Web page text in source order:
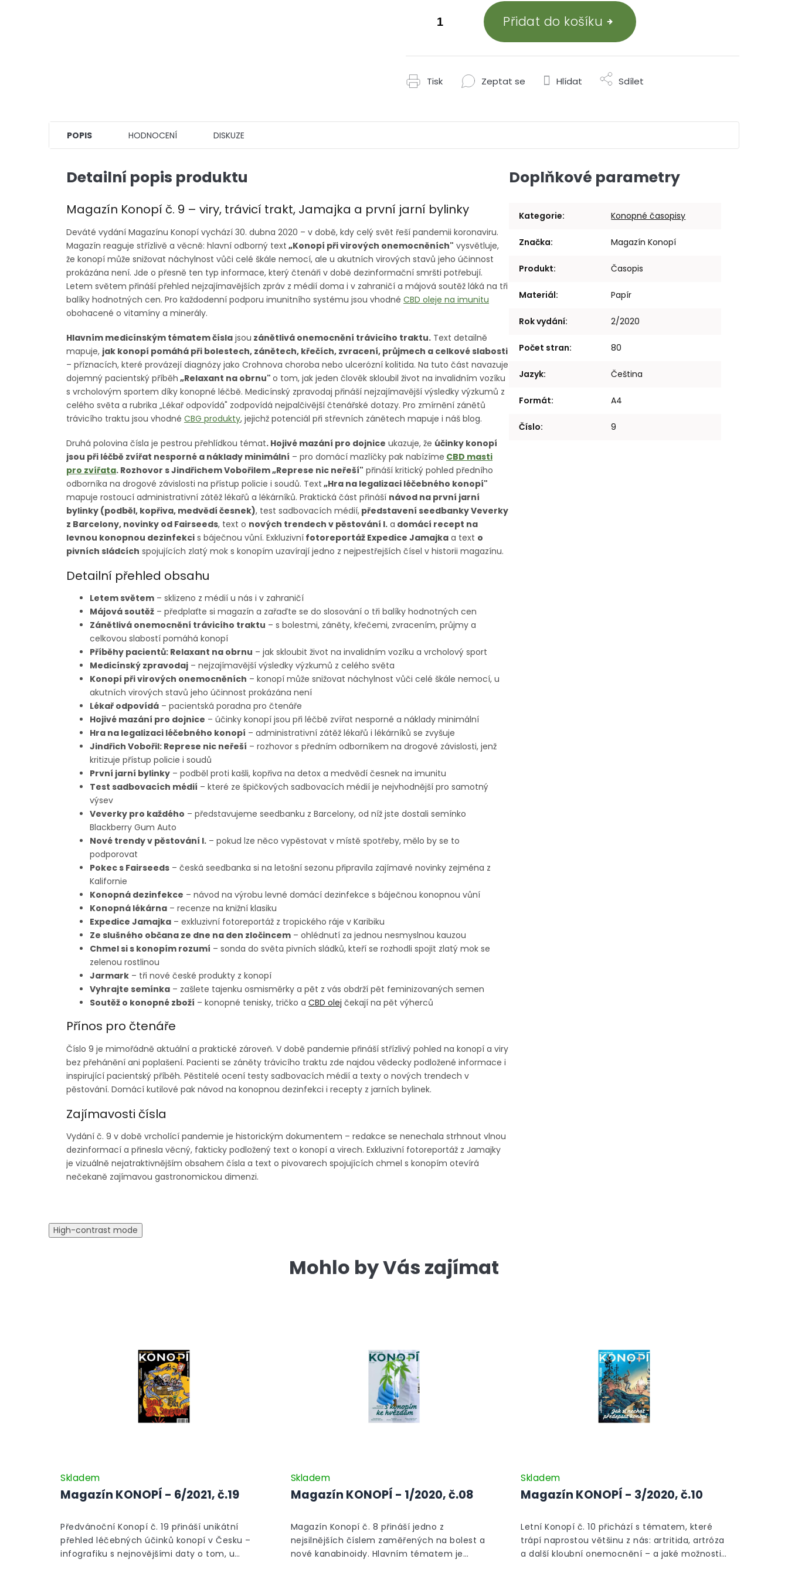
Přidat do košíku
Tisk Zeptat se Hlídat Sdílet
POPIS HODNOCENÍ DISKUZE
Detailní popis produktu
Magazín Konopí č. 9 – viry, trávicí trakt, Jamajka a první jarní bylinky
Deváté vydání Magazínu Konopí vychází 30. dubna 2020 – v době, kdy celý svět řeší pandemii koronaviru.
Magazín reaguje střízlivě a věcně: hlavní odborný text „Konopí při virových onemocněních" vysvětluje,
že konopí může snižovat náchylnost vůči celé škále nemocí, ale u akutních virových stavů jeho účinnost
prokázána není. Jde o přesně ten typ informace, který čtenáři v době dezinformační smršti potřebují.
Letem světem přináší přehled nejzajímavějších zpráv z médií doma i v zahraničí a májová soutěž láká na tři
balíky hodnotných cen. Pro každodenní podporu imunitního systému jsou vhodné CBD oleje na imunitu
obohacené o vitamíny a minerály.
Hlavním medicínským tématem čísla jsou zánětlivá onemocnění trávicího traktu. Text detailně
mapuje, jak konopí pomáhá při bolestech, zánětech, křečích, zvracení, průjmech a celkové slabosti
– příznacích, které provázejí diagnózy jako Crohnova choroba nebo ulcerózní kolitida. Na tuto část navazuje
dojemný pacientský příběh „Relaxant na obrnu" o tom, jak jeden člověk skloubil život na invalidním vozíku
s vrcholovým sportem díky konopné léčbě. Medicínský zpravodaj přináší nejzajímavější výsledky výzkumů z
celého světa a rubrika „Lékař odpovídá" zodpovídá nejpalčivější čtenářské dotazy. Pro zmírnění zánětů
trávicího traktu jsou vhodné CBG produkty, jejichž potenciál při střevních zánětech mapuje i náš blog.
Druhá polovina čísla je pestrou přehlídkou témat. Hojivé mazání pro dojnice ukazuje, že účinky konopí
jsou při léčbě zvířat nesporné a náklady minimální – pro domácí mazlíčky pak nabízíme CBD masti
pro zvířata. Rozhovor s Jindřichem Vobořilem „Represe nic neřeší" přináší kritický pohled předního
odborníka na drogové závislosti na přístup policie i soudů. Text „Hra na legalizaci léčebného konopí"
mapuje rostoucí administrativní zátěž lékařů a lékárníků. Praktická část přináší návod na první jarní
bylinky (podběl, kopřiva, medvědí česnek), test sadbovacích médií, představení seedbanky Veverky
z Barcelony, novinky od Fairseeds, text o nových trendech v pěstování I. a domácí recept na
levnou konopnou dezinfekci s báječnou vůní. Exkluzivní fotoreportáž Expedice Jamajka a text o
pivních sládcích spojujících zlatý mok s konopím uzavírají jedno z nejpestřejších čísel v historii magazínu.
Detailní přehled obsahu
Letem světem – sklizeno z médií u nás i v zahraničí
Májová soutěž – předplaťte si magazín a zařaďte se do slosování o tři balíky hodnotných cen
Zánětlivá onemocnění trávicího traktu – s bolestmi, záněty, křečemi, zvracením, průjmy a
celkovou slabostí pomáhá konopí
Příběhy pacientů: Relaxant na obrnu – jak skloubit život na invalidním vozíku a vrcholový sport
Medicínský zpravodaj – nejzajímavější výsledky výzkumů z celého světa
Konopí při virových onemocněních – konopí může snižovat náchylnost vůči celé škále nemocí, u
akutních virových stavů jeho účinnost prokázána není
Lékař odpovídá – pacientská poradna pro čtenáře
Hojivé mazání pro dojnice – účinky konopí jsou při léčbě zvířat nesporné a náklady minimální
Hra na legalizaci léčebného konopí – administrativní zátěž lékařů i lékárníků se zvyšuje
Jindřich Vobořil: Represe nic neřeší – rozhovor s předním odborníkem na drogové závislosti, jenž
kritizuje přístup policie i soudů
První jarní bylinky – podběl proti kašli, kopřiva na detox a medvědí česnek na imunitu
Test sadbovacích médií – které ze špičkových sadbovacích médií je nejvhodnější pro samotný
výsev
Veverky pro každého – představujeme seedbanku z Barcelony, od níž jste dostali semínko
Blackberry Gum Auto
Nové trendy v pěstování I. – pokud lze něco vypěstovat v místě spotřeby, mělo by se to
podporovat
Pokec s Fairseeds – česká seedbanka si na letošní sezonu připravila zajímavé novinky zejména z
Kalifornie
Konopná dezinfekce – návod na výrobu levné domácí dezinfekce s báječnou konopnou vůní
Konopná lékárna – recenze na knižní klasiku
Expedice Jamajka – exkluzivní fotoreportáž z tropického ráje v Karibiku
Ze slušného občana ze dne na den zločincem – ohlédnutí za jednou nesmyslnou kauzou
Chmel si s konopím rozumí – sonda do světa pivních sládků, kteří se rozhodli spojit zlatý mok se
zelenou rostlinou
Jarmark – tři nové české produkty z konopí
Vyhrajte semínka – zašlete tajenku osmisměrky a pět z vás obdrží pět feminizovaných semen
Soutěž o konopné zboží – konopné tenisky, tričko a CBD olej čekají na pět výherců
Přínos pro čtenáře
Číslo 9 je mimořádně aktuální a praktické zároveň. V době pandemie přináší střízlivý pohled na konopí a viry
bez přehánění ani poplašení. Pacienti se záněty trávicího traktu zde najdou vědecky podložené informace i
inspirující pacientský příběh. Pěstitelé ocení testy sadbovacích médií a texty o nových trendech v
pěstování. Domácí kutilové pak návod na konopnou dezinfekci i recepty z jarních bylinek.
Zajímavosti čísla
Vydání č. 9 v době vrcholící pandemie je historickým dokumentem – redakce se nenechala strhnout vlnou
dezinformací a přinesla věcný, fakticky podložený text o konopí a virech. Exkluzivní fotoreportáž z Jamajky
je vizuálně nejatraktivnějším obsahem čísla a text o pivovarech spojujících chmel s konopím otevírá
nečekaně zajímavou gastronomickou dimenzi.
Doplňkové parametry
Kategorie: Konopné časopisy
Značka: Magazín Konopí
Produkt: Časopis
Materiál: Papír
Rok vydání: 2/2020
Počet stran: 80
Jazyk: Čeština
Formát: A4
Číslo: 9
High-contrast mode
Mohlo by Vás zajímat
Magazín KONOPÍ - 6/2021, č.19
Skladem
Předvánoční Konopí č. 19 přináší unikátní
přehled léčebných účinků konopí v Česku –
infografiku s nejnovějšími daty o tom, u
Magazín KONOPÍ - 1/2020, č.08
Skladem
Magazín Konopí č. 8 přináší jedno z
nejsilnějších číslem zaměřených na bolest a
nové kanabinoidy. Hlavním tématem je
Magazín KONOPÍ - 3/2020, č.10
Skladem
Letní Konopí č. 10 přichází s tématem, které
trápí naprostou většinu z nás: artritida, artróza
a další kloubní onemocnění – a jaké možnosti